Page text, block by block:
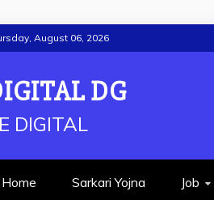
August 06, 2026
DG
DIGITAL
Home Sarkari Yojna Job